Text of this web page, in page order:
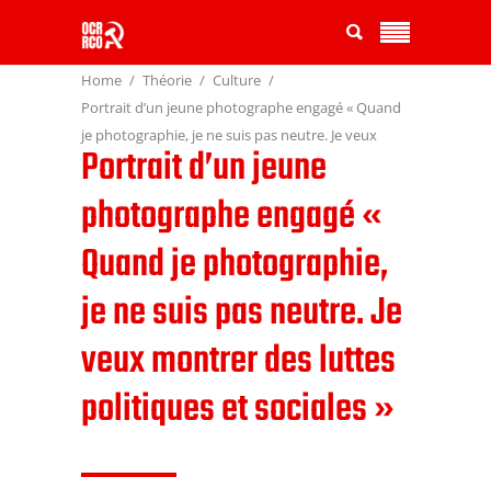
Home Théorie
Culture
Portrait d’un jeune photographe engagé « Quand
je photographie, je ne suis pas neutre. Je veux
montrer des luttes politiques et sociales »
Portrait d’un jeune
photographe engagé «
Quand je photographie,
je ne suis pas neutre. Je
veux montrer des luttes
politiques et sociales »